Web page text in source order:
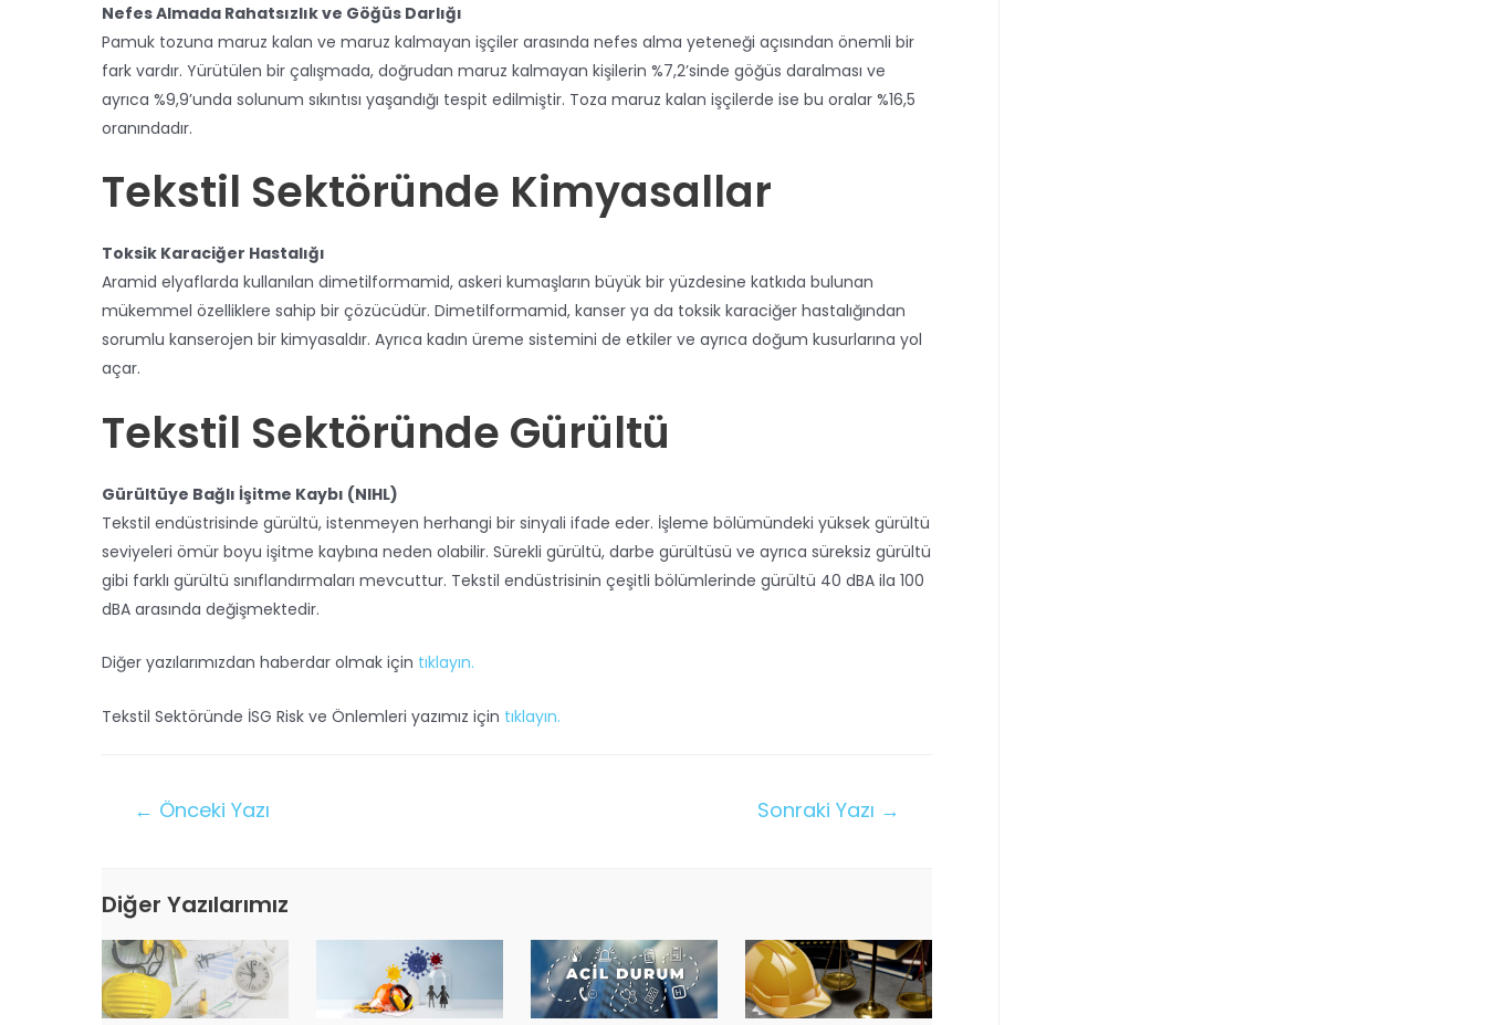
Nefes Almada Rahatsızlık ve Göğüs Darlığı
Pamuk tozuna maruz kalan ve maruz kalmayan işçiler arasında nefes alma yeteneği açısından önemli bir
fark vardır. Yürütülen bir çalışmada, doğrudan maruz kalmayan kişilerin %7,2’sinde göğüs daralması ve
ayrıca %9,9’unda solunum sıkıntısı yaşandığı tespit edilmiştir. Toza maruz kalan işçilerde ise bu oralar %16,5
oranındadır.
Tekstil Sektöründe Kimyasallar
Toksik Karaciğer Hastalığı
Aramid elyaflarda kullanılan dimetilformamid, askeri kumaşların büyük bir yüzdesine katkıda bulunan
mükemmel özelliklere sahip bir çözücüdür. Dimetilformamid, kanser ya da toksik karaciğer hastalığından
sorumlu kanserojen bir kimyasaldır. Ayrıca kadın üreme sistemini de etkiler ve ayrıca doğum kusurlarına yol
açar.
Tekstil Sektöründe Gürültü
Gürültüye Bağlı İşitme Kaybı (NIHL)
Tekstil endüstrisinde gürültü, istenmeyen herhangi bir sinyali ifade eder. İşleme bölümündeki yüksek gürültü
seviyeleri ömür boyu işitme kaybına neden olabilir. Sürekli gürültü, darbe gürültüsü ve ayrıca süreksiz gürültü
gibi farklı gürültü sınıflandırmaları mevcuttur. Tekstil endüstrisinin çeşitli bölümlerinde gürültü 40 dBA ila 100
dBA arasında değişmektedir.
Diğer yazılarımızdan haberdar olmak için tıklayın.
Tekstil Sektöründe İSG Risk ve Önlemleri yazımız için tıklayın.
← Önceki Yazı Sonraki Yazı →
Diğer Yazılarımız